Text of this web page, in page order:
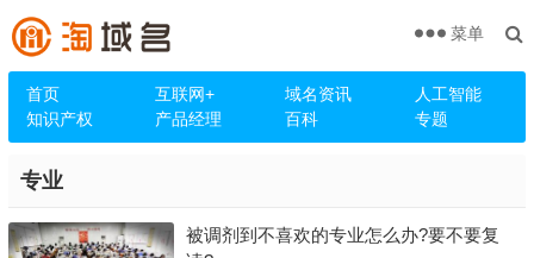
首页 互联网+ 域名资讯
人工智能
知识产权
产品经理 百科 专题
菜单
专业
被调剂到不喜欢的专业怎么办?要不要复